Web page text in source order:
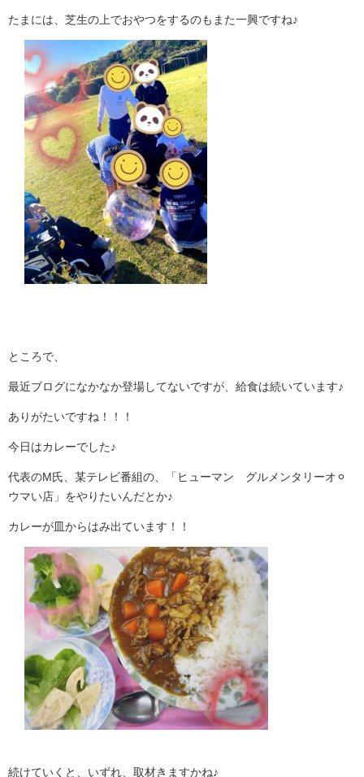
たまには、芝生の上でおやつをするのもまた一興ですね♪
ところで、
最近ブログになかなか登場してないですが、給食は続いています♪
ありがたいですね！！！
今日はカレーでした♪
代表のM氏、某テレビ番組の、「ヒューマン グルメンタリーオ⚪︎
ウマい店」をやりたいんだとか♪
カレーが皿からはみ出ています！！
続けていくと、いずれ、取材きますかね♪